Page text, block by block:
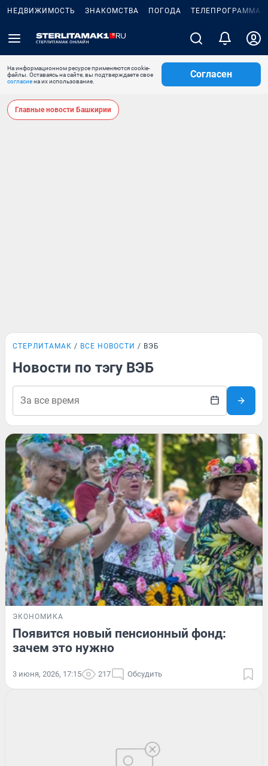
НЕДВИЖИМОСТЬ ЗНАКОМСТВА ПОГОДА ТЕЛЕПРОГРАММА
На информационном ресурсе применяются cookie-
файлы. Оставаясь на сайте, вы подтверждаете свое
согласиена их использование.
Согласен
Главные новости Башкирии
СТЕРЛИТАМАК ВСЕ НОВОСТИ ВЭБ
Новости по тэгу ВЭБ
ЭКОНОМИКА
Появится новый пенсионный фонд:
зачем это нужно
3 июня, 2026, 17:15 217 Обсудить